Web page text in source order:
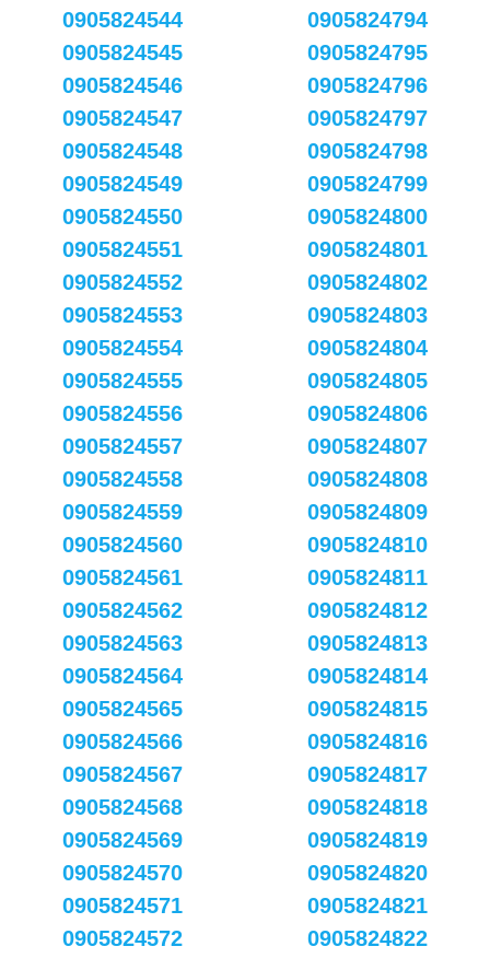
0905824544
0905824545
0905824546
0905824547
0905824548
0905824549
0905824550
0905824551
0905824552
0905824553
0905824554
0905824555
0905824556
0905824557
0905824558
0905824559
0905824560
0905824561
0905824562
0905824563
0905824564
0905824565
0905824566
0905824567
0905824568
0905824569
0905824570
0905824571
0905824572
0905824794
0905824795
0905824796
0905824797
0905824798
0905824799
0905824800
0905824801
0905824802
0905824803
0905824804
0905824805
0905824806
0905824807
0905824808
0905824809
0905824810
0905824811
0905824812
0905824813
0905824814
0905824815
0905824816
0905824817
0905824818
0905824819
0905824820
0905824821
0905824822